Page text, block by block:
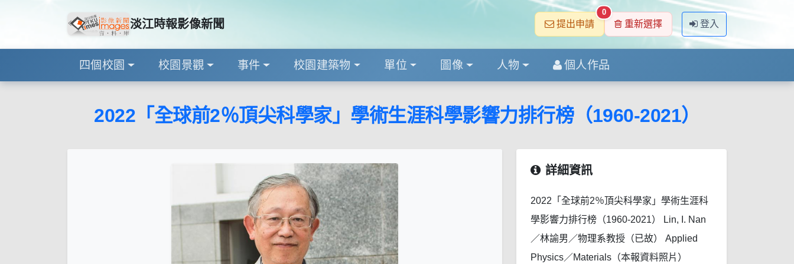
淡江時報影像新聞 提出申請
0
重新選擇 登入
四個校園 校園景觀 事件 校園建築物 單位 圖像 人物 個人作品
2022「全球前2％頂尖科學家」學術生涯科學影響力排行榜（1960-2021）
詳細資訊
2022「全球前2％頂尖科學家」學術生涯科
學影響力排行榜（1960-2021） Lin, I. Nan
／林諭男／物理系教授（已故） Applied
Physics／Materials（本報資料照片）